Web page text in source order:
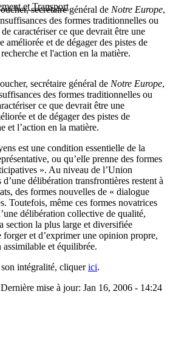
et Transport
secrétaire général de Notre Europe,
des formes traditionnelles ou
caractériser ce que devrait être une
améliorée et de dégager des pistes de
et l'action en la matière.
secrétaire général de Notre Europe,
des formes traditionnelles ou
ce que devrait être une
et de dégager des pistes de
et l’action en la matière.
est une condition essentielle de la
ou qu’elle prenne des formes
». Au niveau de l’Union
délibération transfrontières restent à
des formes nouvelles de « dialogue
Toutefois, même ces formes novatrices
délibération collective de qualité,
section la plus large et diversifiée
forger et d’exprimer une opinion propre,
et équilibrée.
intégralité, cliquerici.
Dernière mise à jour: Jan 16, 2006 - 14:24